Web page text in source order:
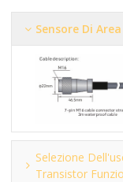
Sensore Di
Selezione
Transistor